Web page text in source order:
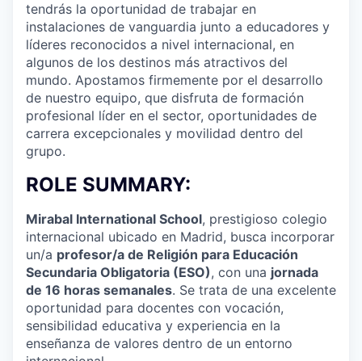
tendrás la oportunidad de trabajar en
instalaciones de vanguardia junto a educadores y
líderes reconocidos a nivel internacional, en
algunos de los destinos más atractivos del
mundo. Apostamos firmemente por el desarrollo
de nuestro equipo, que disfruta de formación
profesional líder en el sector, oportunidades de
carrera excepcionales y movilidad dentro del
grupo.
ROLE SUMMARY:
Mirabal International School, prestigioso colegio
internacional ubicado en Madrid, busca incorporar
un/a profesor/a de Religión para Educación
Secundaria Obligatoria (ESO), con una jornada
de 16 horas semanales. Se trata de una excelente
oportunidad para docentes con vocación,
sensibilidad educativa y experiencia en la
enseñanza de valores dentro de un entorno